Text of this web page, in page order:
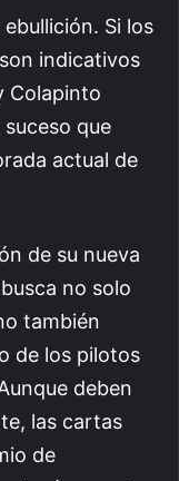
Si los
indicativos
Colapinto
que
actual de
de su nueva
no solo
también
de los pilotos
deben
las cartas
de